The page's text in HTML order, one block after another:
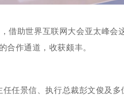
借助世界互联网大会亚太峰会
合作通道，收获颇丰。
任景信、执行总裁彭文俊及多